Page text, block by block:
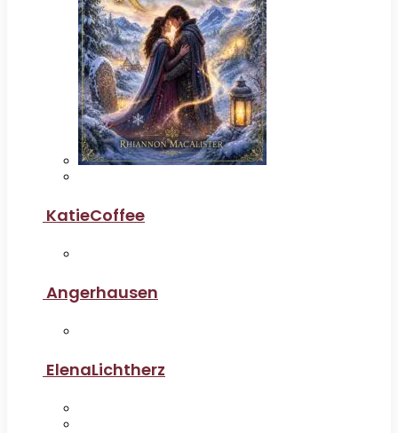
KatieCoffee
Angerhausen
ElenaLichtherz